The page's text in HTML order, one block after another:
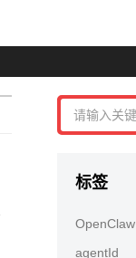
标签
OpenClaw
agentId